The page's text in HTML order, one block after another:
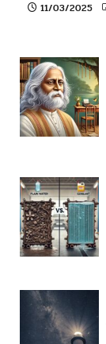
11/03/2025